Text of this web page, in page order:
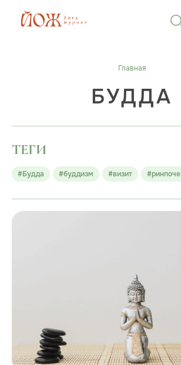
Главная
БУДДА
ТЕГИ
#Будда #буддизм #визит #ринпоче